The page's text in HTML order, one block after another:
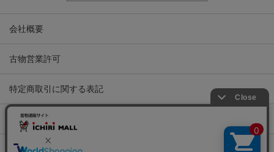
会社概要
古物営業許可
特定商取引に関する表記
プライバシーポリシー